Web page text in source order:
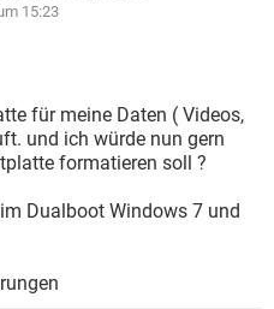
HARDWARE
IOS
HARDWARE
INSTAGRAM
TIKTOK
15:23
für meine Daten ( Videos,
und ich würde nun gern
formatieren soll ?
Dualboot Windows 7 und